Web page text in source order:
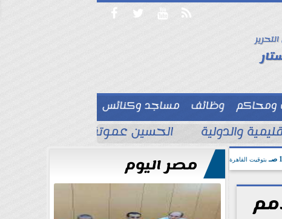
   
ومحاكم وظائف
مساجد وكنائس
والدولية الحسين عموتة يحسم قائمة
بتوقيت القاهرة مصر اليوم